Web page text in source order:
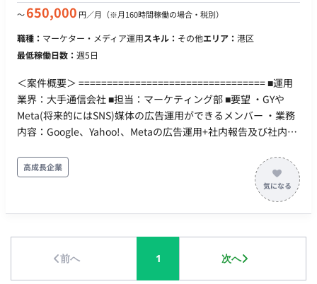
福利厚生・待遇 ・交通費全額支給 ・退職金制度、財形貯蓄、
持株会 ・在宅勤務制度、副業制度 ・資格取得奨励金制度 ・ビ
ジネスカジュアル（通年） ・サークル活動、団体生命保険、慶
〜650,000 円／月 （※月160時間稼働の場合・税別）
職種： マーケター・メディア運用スキル： その他エリア： 港区
最低稼働日数： 週5日
＜案件概要＞ ================================= ■運用
業界：大手通信会社 ■担当：マーケティング部 ■要望 ・GYや
Meta(将来的にはSNS)媒体の広告運用ができるメンバー ・業務
内容：Google、Yahoo!、Metaの広告運用+社内報告及び社内の
う分析・改善施策等
高成長企業
前へ 1 次へ